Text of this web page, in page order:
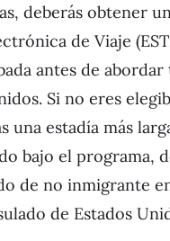
deberás obtener
de Viaje
antes de
Si no eres
una estadía más
bajo el programa,
de no inmigrante
de Estados